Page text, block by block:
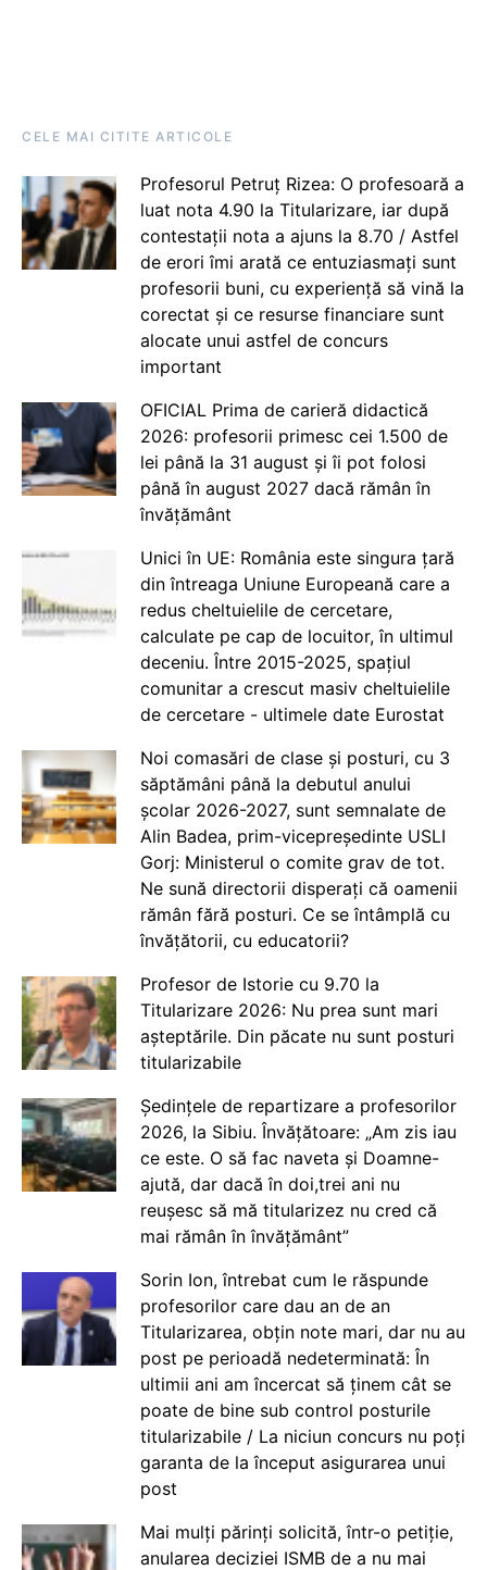
CELE MAI CITITE ARTICOLE
Profesorul Petruț Rizea: O profesoară a
luat nota 4.90 la Titularizare, iar după
contestații nota a ajuns la 8.70 / Astfel
de erori îmi arată ce entuziasmați sunt
profesorii buni, cu experiență să vină la
corectat și ce resurse financiare sunt
alocate unui astfel de concurs
important
OFICIAL Prima de carieră didactică
2026: profesorii primesc cei 1.500 de
lei până la 31 august și îi pot folosi
până în august 2027 dacă rămân în
învățământ
Unici în UE: România este singura țară
din întreaga Uniune Europeană care a
redus cheltuielile de cercetare,
calculate pe cap de locuitor, în ultimul
deceniu. Între 2015-2025, spațiul
comunitar a crescut masiv cheltuielile
de cercetare - ultimele date Eurostat
Noi comasări de clase și posturi, cu 3
săptămâni până la debutul anului
școlar 2026-2027, sunt semnalate de
Alin Badea, prim-vicepreședinte USLI
Gorj: Ministerul o comite grav de tot.
Ne sună directorii disperați că oamenii
rămân fără posturi. Ce se întâmplă cu
învățătorii, cu educatorii?
Profesor de Istorie cu 9.70 la
Titularizare 2026: Nu prea sunt mari
așteptările. Din păcate nu sunt posturi
titularizabile
Ședințele de repartizare a profesorilor
2026, la Sibiu. Învățătoare: „Am zis iau
ce este. O să fac naveta și Doamne-
ajută, dar dacă în doi,trei ani nu
reușesc să mă titularizez nu cred că
mai rămân în învățământ”
Sorin Ion, întrebat cum le răspunde
profesorilor care dau an de an
Titularizarea, obțin note mari, dar nu au
post pe perioadă nedeterminată: În
ultimii ani am încercat să ținem cât se
poate de bine sub control posturile
titularizabile / La niciun concurs nu poți
garanta de la început asigurarea unui
post
Mai mulți părinți solicită, într-o petiție,
anularea deciziei ISMB de a nu mai